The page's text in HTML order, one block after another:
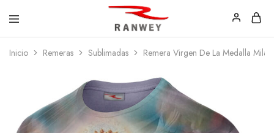
Ranwey
|
Estilo,
Tu
Diseño
Tu
Estilo,
Diseño
—
Remeras,
Buzos
y
Calzas
Inicio Remeras Sublimadas Remera Virgen De La Medalla